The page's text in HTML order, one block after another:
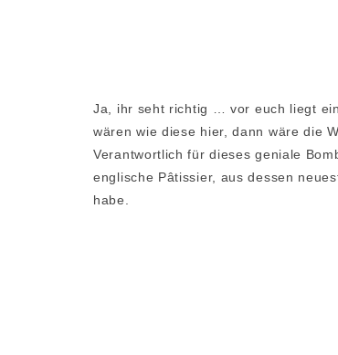
Ja, ihr seht richtig … vor euch liegt
wären wie diese hier, dann wäre die
Verantwortlich für dieses geniale
englische Pâtissier, aus dessen
habe.